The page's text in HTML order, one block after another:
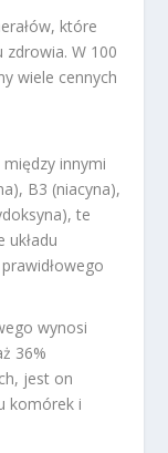
które
W 100
wiele cennych
innymi
B3 (niacyna),
te
wynosi
36%
jest on
komórek i